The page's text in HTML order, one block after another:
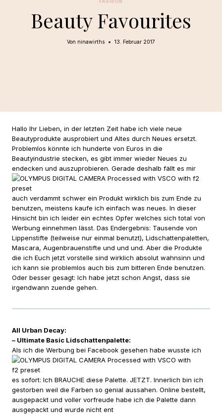
FASHION
Beauty Favourites
Von ninawirths 13. Februar 2017
Hallo Ihr Lieben, in der letzten Zeit habe ich viele neue
Beautyprodukte ausprobiert und Altes durch Neues ersetzt.
Problemlos könnte ich hunderte von Euros in die
Beautyindustrie stecken, es gibt immer wieder Neues zu
endecken und auszuprobieren. Gerade deshalb fällt es mir
auch verdammt schwer ein Produkt wirklich bis zum Ende zu
benutzen, meistens kaufe ich einfach was neues. In dieser
Hinsicht bin ich leider ein echtes Opfer welches sich total von
Werbung einnehmen lässt. Das Endergebnis: Tausende von
Lippenstifte (teilweise nur einmal benutzt), Lidschattenpaletten,
Mascara, Augenbrauenstifte und und und. Aber die Produkte
die ich Euch jetzt vorstelle sind wirklich absolut wahnsinn und
ich kann sie problemlos auch bis zum bitteren Ende benutzen.
Oder besser gesagt: Ich habe jetzt schon Angst, dass sie
irgendwann zuende gehen.
All Urban Decay:
– Ultimate Basic Lidschattenpalette:
Als ich die Werbung bei Facebook gesehen habe wusste ich
es sofort: Ich BRAUCHE diese Palette. JETZT. Innerlich bin ich
gestorben weil die Farben so genial aussahen. Online bestellt,
ausgepackt und voller vorfreude habe ich die Palette dann
ausgepackt und wurde nicht ent